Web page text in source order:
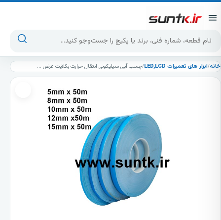
جست‌وجوی محصولات
خانه/ابزار های تعمیرات LED,LCD / چسب آبی سیلیکونی انتقال حرارت بکلایت عرض 15میلی متری هر حلقه 50 متر